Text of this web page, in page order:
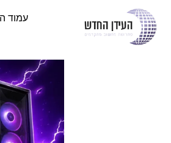
עמוד